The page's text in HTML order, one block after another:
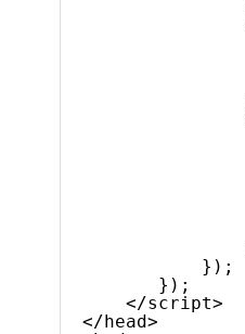
});
});
</script>
</head>